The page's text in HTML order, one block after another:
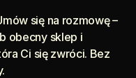
się na rozmowę –
obecny sklep i
Ci się zwróci. Bez